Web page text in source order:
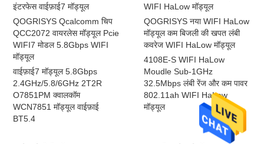
इंटरफेस वाईफ़ाई7 मॉड्यूल
QOGRISYS Qcalcomm चिप
QCC2072 वायरलेस मॉड्यूल Pcie
WIFI7 मोडल 5.8Gbps WIFI
मॉड्यूल
वाईफ़ाई7 मॉड्यूल 5.8Gbps
2.4GHz/5.8/6GHz 2T2R
O7851PM क्वालकॉम
WCN7851 मॉड्यूल वाईफ़ाई
BT5.4
WIFI HaLow मॉड्यूल
QOGRISYS नया WIFI HaLow
मॉड्यूल कम बिजली की खपत लंबी
कवरेज WIFI HaLow मॉड्यूल
4108E-S WIFI HaLow
Moudle Sub-1GHz
32.5Mbps लंबी रेंज और कम पावर
802.11ah WIFI HaLow
मॉड्यूल